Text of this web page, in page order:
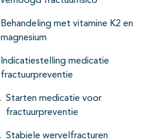
Behandeling met vitamine K2 en
magnesium
Indicatiestelling medicatie
fractuurpreventie
Starten medicatie voor
fractuurpreventie
Stabiele wervelfracturen